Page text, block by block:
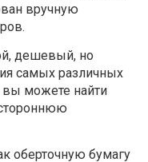
вручную
дешевый, но
самых различных
вы можете найти
оберточную бумагу